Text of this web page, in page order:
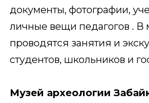
документы, фотографии,
личные вещи педагогов . В
проводятся занятия и
студентов, школьников и
Музей археологии